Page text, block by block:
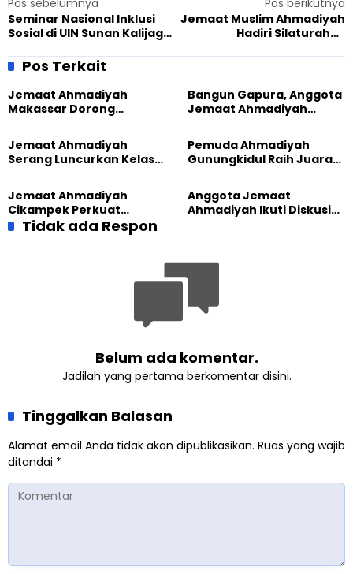
Pos sebelumnya
Seminar Nasional Inklusi
Sosial di UIN Sunan Kalijaga,
Soroti Pentingnya
Komunikasi Orang tua
dengan Anak
Pos berikutnya
Jemaat Muslim Ahmadiyah
Hadiri Silaturahmi
Guru Bangsa Gus Dur di
Pos Terkait
Jemaat Ahmadiyah
Makassar Dorong
Lewat Edukasi Ekoteologi
Bangun Gapura, Anggota
Jemaat Ahmadiyah
Sambut HUT RI ke-81
Jemaat Ahmadiyah
Serang Luncurkan Kelas
Generasi Unggul
Pemuda Ahmadiyah
Gunungkidul Raih Juara
Jemaat Ahmadiyah
Cikampek Perkuat
Komitmen Bangun Masjid
Anggota Jemaat
Ahmadiyah Ikuti Diskusi
Tidak ada Respon
Belum ada komentar.
Jadilah yang pertama berkomentar disini.
Tinggalkan Balasan
Alamat email Anda tidak akan dipublikasikan. Ruas yang wajib
ditandai *